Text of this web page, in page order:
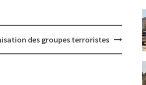
des groupes terroristes